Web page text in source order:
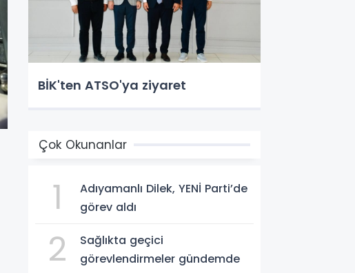
BİK'ten ATSO'ya ziyaret
Çok Okunanlar
1
Adıyamanlı Dilek, YENİ Parti’de
görev aldı
2
Sağlıkta geçici
görevlendirmeler gündemde